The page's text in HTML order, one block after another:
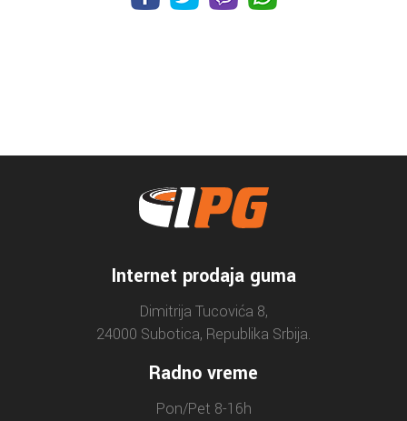
Internet prodaja guma
Dimitrija Tucovića 8,
24000 Subotica, Republika Srbija.
Radno vreme
Pon/Pet 8-16h